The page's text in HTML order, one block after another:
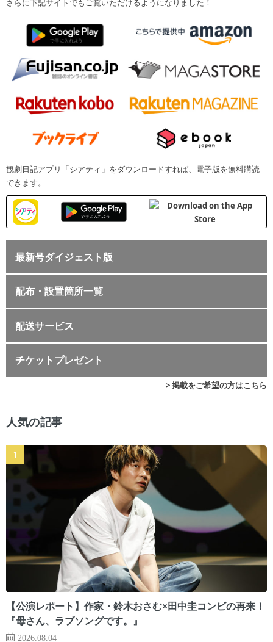
さらに下記サイトでもご覧いただけるようになりました！
観劇日記アプリ「シアティ」をダウンロードすれば、電子版を無料購読
できます。
最新号ダイジェスト版
配布・設置箇所一覧
配送サービス
チケットプレゼント
> 掲載をご希望の方はこちら
人気の記事
【公演レポート】作家・鈴木おさむ×田中圭コンビの再来！
『母さん、ラブソングです。』
2026.08.04